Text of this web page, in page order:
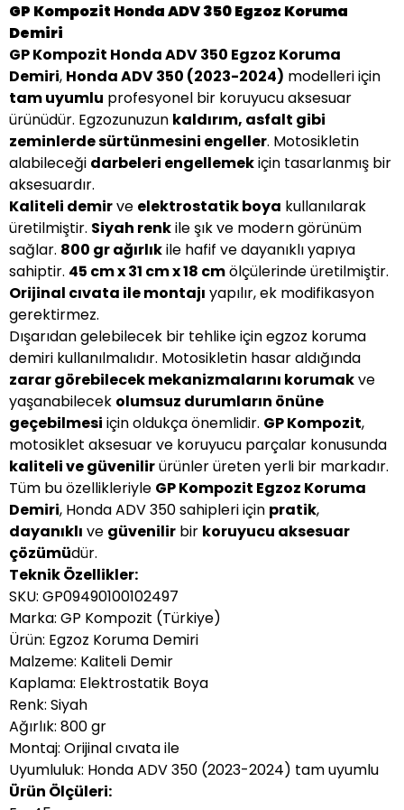
GP Kompozit Honda ADV 350 Egzoz Koruma
Demiri
GP Kompozit Honda ADV 350 Egzoz Koruma
Demiri, Honda ADV 350 (2023-2024) modelleri için
tam uyumlu profesyonel bir koruyucu aksesuar
ürünüdür. Egzozunuzun kaldırım, asfalt gibi
zeminlerde sürtünmesini engeller. Motosikletin
alabileceği darbeleri engellemekiçin tasarlanmış bir
aksesuardır.
Kaliteli demirve elektrostatik boya kullanılarak
üretilmiştir. Siyah renkile şık ve modern görünüm
sağlar. 800 gr ağırlıkile hafif ve dayanıklı yapıya
sahiptir. 45 cm x 31 cm x 18 cmölçülerinde üretilmiştir.
Orijinal cıvata ile montajı yapılır, ek modifikasyon
gerektirmez.
Dışarıdan gelebilecek bir tehlike için egzoz koruma
demiri kullanılmalıdır. Motosikletin hasar aldığında
zarar görebilecek mekanizmalarını korumakve
yaşanabilecek olumsuz durumların önüne
geçebilmesi için oldukça önemlidir. GP Kompozit,
motosiklet aksesuar ve koruyucu parçalar konusunda
kaliteli ve güvenilirürünler üreten yerli bir markadır.
Tüm bu özellikleriyle GP Kompozit Egzoz Koruma
Demiri, Honda ADV 350 sahipleri için pratik,
dayanıklı ve güvenilir bir koruyucu aksesuar
çözümüdür.
Teknik Özellikler:
SKU: GP09490100102497
Marka: GP Kompozit (Türkiye)
Ürün: Egzoz Koruma Demiri
Malzeme: Kaliteli Demir
Kaplama: Elektrostatik Boya
Renk: Siyah
Ağırlık: 800 gr
Montaj: Orijinal cıvata ile
Uyumluluk: Honda ADV 350 (2023-2024) tam uyumlu
Ürün Ölçüleri: